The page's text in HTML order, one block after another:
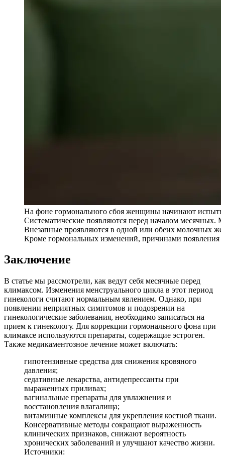
На фоне гормонального сбоя женщины начинают
Систематические появляются перед началом месячных.
Внезапные проявляются в одной или обеих молочных
Кроме гормональных изменений, причинами появления
Заключение
В статье мы рассмотрели, как ведут себя месячные перед
климаксом. Изменения менструального цикла в этот период
гинекологи считают нормальным явлением. Однако, при
появлении неприятных симптомов и подозрении на
гинекологические заболевания, необходимо записаться на
прием к гинекологу. Для коррекции гормонального фона при
климаксе используются препараты, содержащие эстроген.
Также медикаментозное лечение может включать:
гипотензивные средства для снижения кровяного
давления;
седативные лекарства, антидепрессанты при
выраженных приливах;
вагинальные препараты для увлажнения и
восстановления влагалища;
витаминные комплексы для укрепления костной ткани.
Консервативные методы сокращают выраженность
клинических признаков, снижают вероятность
хронических заболеваний и улучшают качество жизни.
Источники: